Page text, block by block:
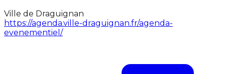
Ville de Draguignan
https://agenda.ville-draguignan.fr/agenda-
evenementiel/